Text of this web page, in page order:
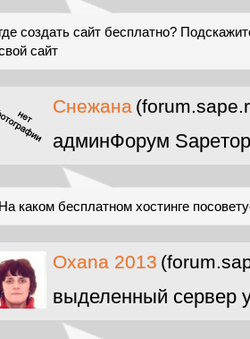
где создать сайт бесплатно?
сайт
Снежана
админФорум
На каком бесплатном хостинге
Oxana 2013
выделенный сервер